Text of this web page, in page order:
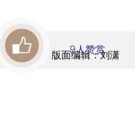
版面编辑：刘潇
9人赞赏